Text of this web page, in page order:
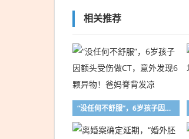
相关推荐
“没任何不舒服”，6岁孩子因额头受伤做CT，意外发现6颗异物！爸妈脊背发凉